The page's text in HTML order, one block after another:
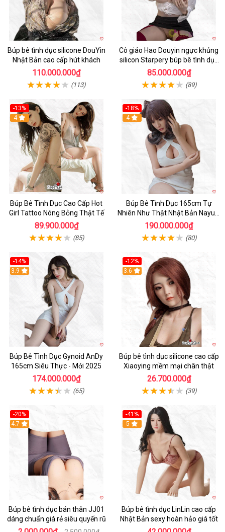
Búp bê tình dục silicone DouYin
Nhật Bản cao cấp hút khách
110.000.000₫
(113)
Cô giáo Hao Douyin ngực khủng
silicon Starpery búp bê tình dục
cao cấp 172cm
85.000.000₫
(89)
-13%
4
Búp Bê Tình Dục Cao Cấp Hot
Girl Tattoo Nóng Bỏng Thật Tế
89.900.000₫
(85)
-18%
4
Búp Bê Tình Dục 165cm Tự
Nhiên Như Thật Nhật Bản Nayuki
Cao Cấp
190.000.000₫
(80)
-14%
3.9
Búp Bê Tình Dục Gynoid AnDy
165cm Siêu Thực - Mới 2025
174.000.000₫
(65)
-12%
3.6
Búp bê tình dục silicone cao cấp
Xiaoying mềm mại chân thật
26.700.000₫
(39)
-20%
Hot
4.7
Búp bê tình dục bán thân JJ01
dáng chuẩn giá rẻ siêu quyến rũ
-41%
5
Búp bê tình dục LinLin cao cấp
Nhật Bản sexy hoàn hảo giá tốt